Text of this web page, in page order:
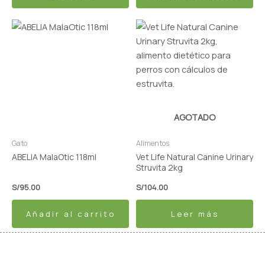
Gato
ABELIA MalaOtic 118ml
S/95.00
Añadir al carrito
AGOTADO
Alimentos
Vet Life Natural Canine Urinary
Struvita 2kg
S/104.00
Leer más